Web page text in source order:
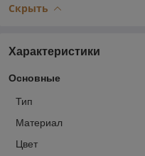
Скрыть
Характеристики
Основные
Тип
Материал
Цвет